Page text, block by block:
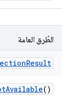
الطُرق العامة
Result
Available()